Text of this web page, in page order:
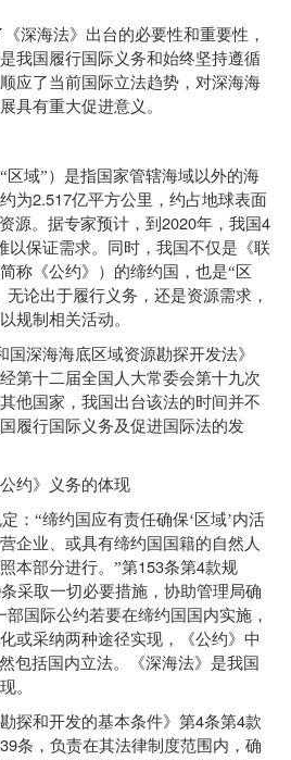
深海法》出台的必要性和重要性，
我国履行国际义务和始终坚持遵循
应了当前国际立法趋势，对深海海
具有重大促进意义。
区域”）是指国家管辖海域以外的海
为2.517亿平方公里，约占地球表面
源。据专家预计，到 2020年，我国4
以保证需求。同时，我国不仅是《联
称《公约》）的缔约国，也是“区
论出于履行义务，还是资源需求，
规制相关活动。
国深海海底区域资源勘探开发法》
第十二届全国人大常委会第十九次
他国家，我国出台该法的时间并不
履行国际义务及促进国际法的发
约》义务的体现
：“缔约国应有责任确保‘区域’内活
企业、或具有缔约国国籍的自然人
本部分进行。”第153条第4款规
条采取一切必要措施，协助管理局确
国际公约若要在缔约国国内实施，
或采纳两种途径实现，《公约》中
包括国内立法。《深海法》是我国
。
探和开发的基本条件》第4条第4款
条，负责在其法律制度范围内，确